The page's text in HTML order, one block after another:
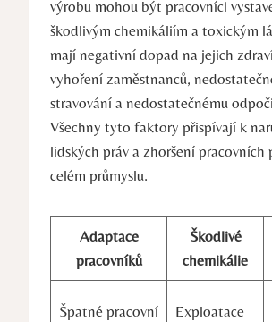
výrobu mohou být pracovníci
škodlivým chemikáliím a toxickým
mají negativní dopad na jejich
vyhoření zaměstnanců,
stravování a nedostatečnému
Všechny tyto faktory přispívají k
lidských práv a zhoršení pracovních
celém průmyslu.
Adaptace
pracovníků
Škodlivé
chemikálie
Špatné pracovní
Exploatace